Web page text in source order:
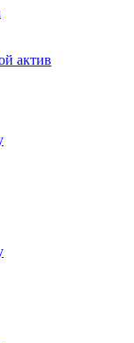
актив